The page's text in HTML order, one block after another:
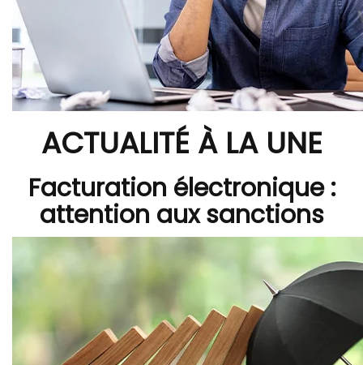
ACTUALITÉ À LA UNE
Facturation électronique :
attention aux sanctions